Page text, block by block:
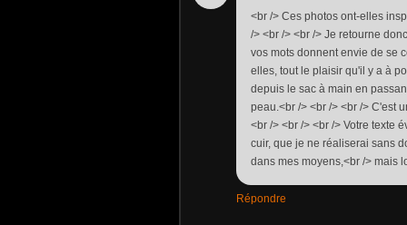
<br /> Ces photos ont-elles
/> <br /> <br /> Je retourne
vos mots donnent envie de se
elles, tout le plaisir qu'il y a à
depuis le sac à main en
peau.<br /> <br /> <br /> C'est
<br /> <br /> <br /> Votre texte
cuir, que je ne réaliserai sans
dans mes moyens,<br /> mais
Répondre